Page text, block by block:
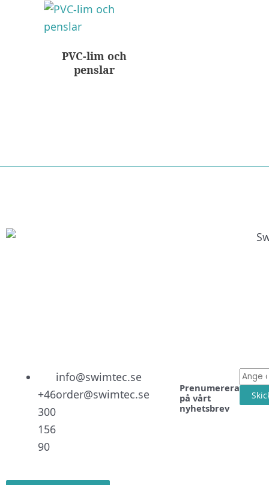
PVC-lim och
penslar
+46
300
156
90
info@swimtec.se
order@swimtec.se
Prenumerera
på vårt
nyhetsbrev
E-
post